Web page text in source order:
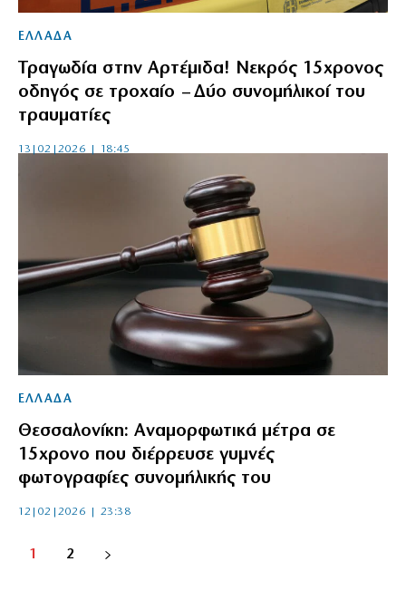
ΕΛΛΑΔΑ
Τραγωδία στην Αρτέμιδα! Νεκρός 15χρονος
οδηγός σε τροχαίο – Δύο συνομήλικοί του
τραυματίες
13|02|2026 | 18:45
ΕΛΛΑΔΑ
Θεσσαλονίκη: Αναμορφωτικά μέτρα σε
15χρονο που διέρρευσε γυμνές
φωτογραφίες συνομήλικής του
12|02|2026 | 23:38
1 2